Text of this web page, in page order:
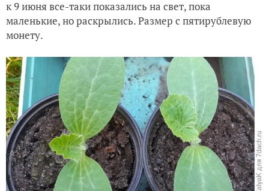
к 9 июня все-таки показались на свет, пока
маленькие, но раскрылись. Размер с пятирублевую
монету.